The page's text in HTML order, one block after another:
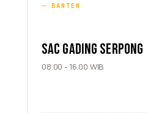
BANTEN
SAC GADING
08.00 - 16.00 WIB